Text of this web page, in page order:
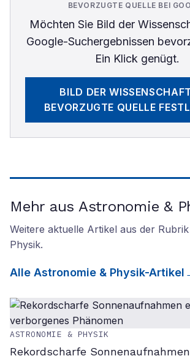
BEVORZUGTE QUELLE BEI
Möchten Sie Bild der
Google-Suchergebnissen
Ein Klick genügt.
BILD DER WISSENSCHAFT
BEVORZUGTE QUELLE
Mehr aus Astronomie &
Weitere aktuelle Artikel aus der Rubrik
Physik.
Alle Astronomie & Physik-Artikel
ASTRONOMIE & PHYSIK
Rekordscharfe